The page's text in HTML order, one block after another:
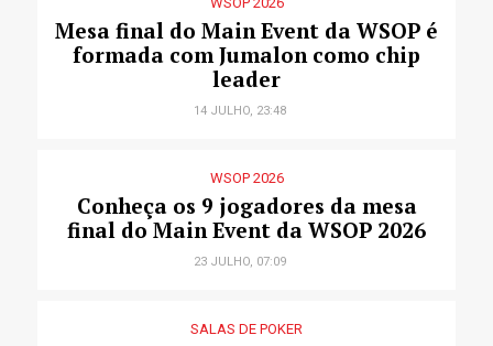
Mesa final do Main Event da WSOP é
formada com Jumalon como chip
leader
14 JULHO, 23:48
WSOP 2026
Conheça os 9 jogadores da mesa
final do Main Event da WSOP 2026
23 JULHO, 07:09
SALAS DE POKER